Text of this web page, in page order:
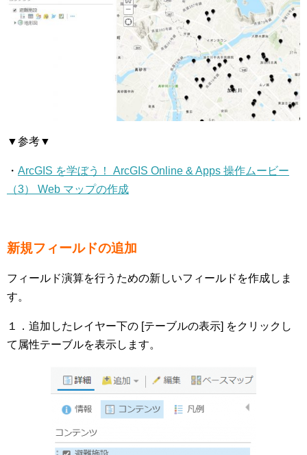
▼参考▼
・ ArcGIS を学ぼう！ ArcGIS Online & Apps 操作ムービー
（3） Web マップの作成
新規フィールドの追加
フィールド演算を行うための新しいフィールドを作成しま
す。
１．追加したレイヤー下の [テーブルの表示] をクリックし
て属性テーブルを表示します。